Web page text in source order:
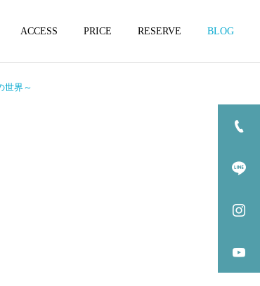
ACCESS PRICE RESERVE BLOG
坐骨神経痛とカイロプラク
世界～